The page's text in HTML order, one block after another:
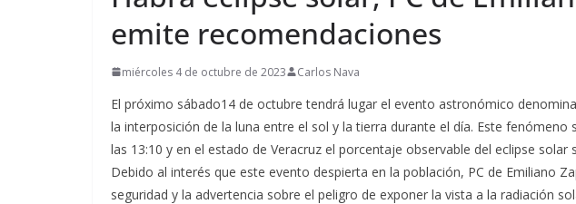
emite recomendaciones
miércoles 4 de octubre de 2023 Carlos Nava
El próximo sábado14 de octubre tendrá lugar el evento astronómico
la interposición de la luna entre el sol y la tierra durante el día. Este fenómeno
las 13:10 y en el estado de Veracruz el porcentaje observable del eclipse solar
Debido al interés que este evento despierta en la población, PC de Emiliano
seguridad y la advertencia sobre el peligro de exponer la vista a la radiación